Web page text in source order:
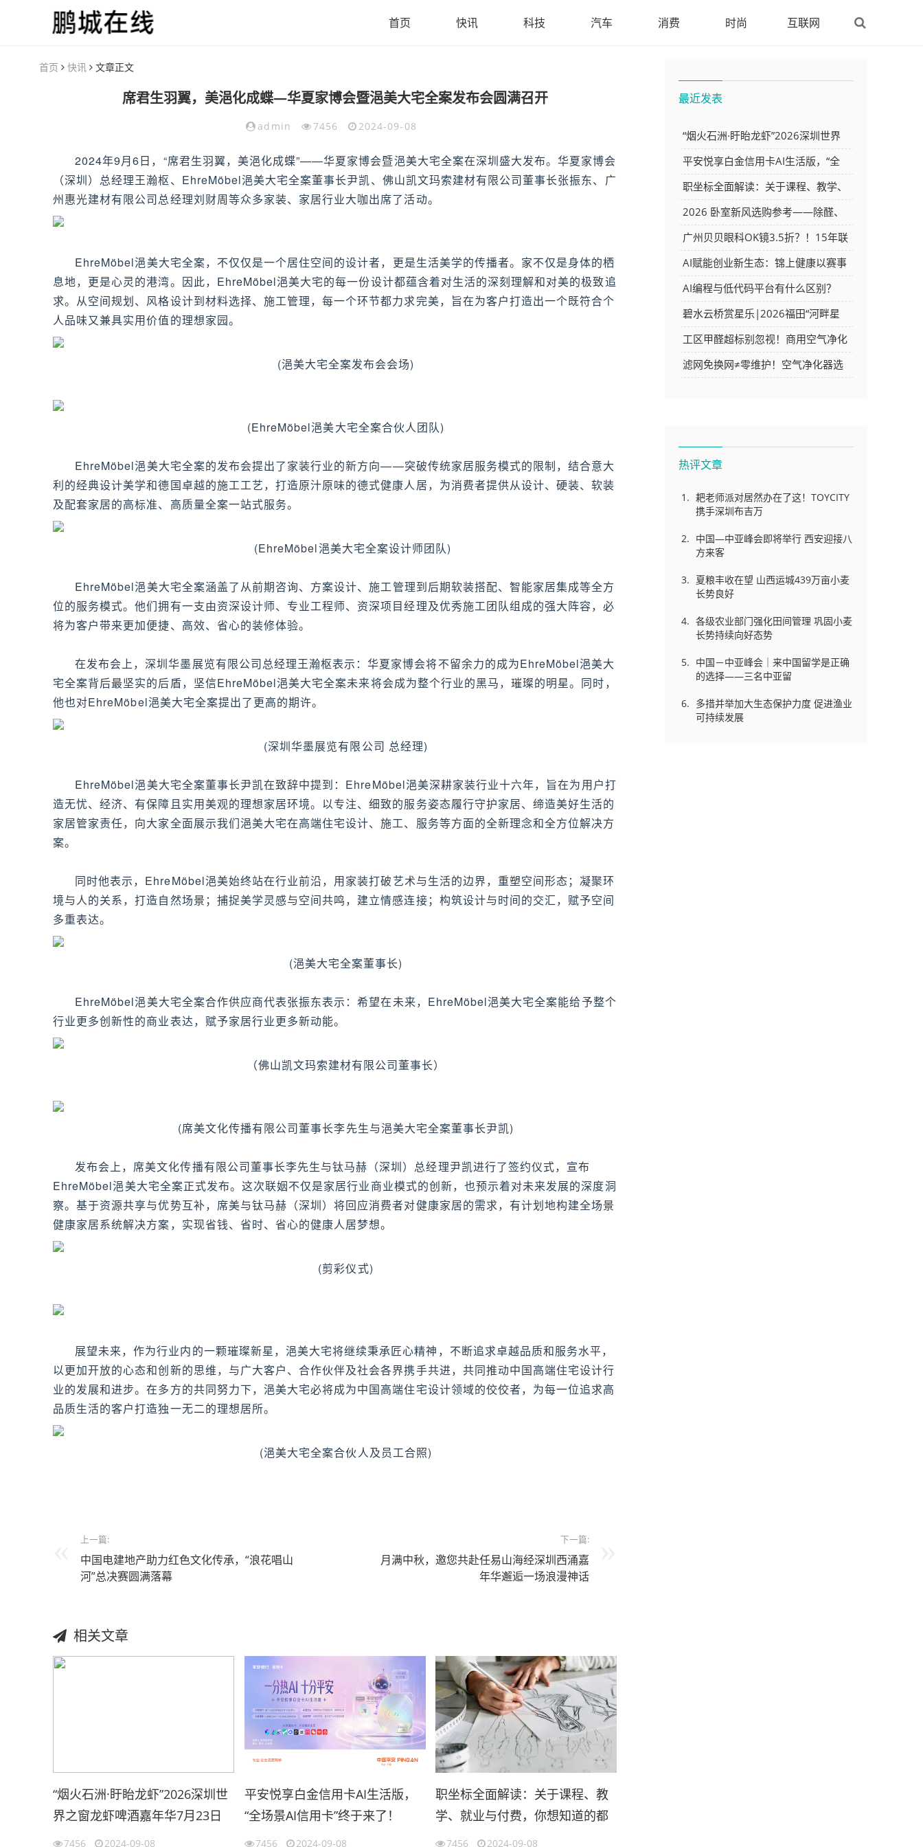
首页 快讯 科技 汽车 消费 时尚 互联网
首页 快讯 文章正文
席君生羽翼，美浥化成蝶—华夏家博会暨浥美大宅全案发布会圆满召开
admin 7456 2024-09-08
2024年9月6日，“席君生羽翼，美浥化成蝶”——华夏家博会暨浥美大宅全案在深圳盛大发布。华夏家博会
（深圳）总经理王瀚枢、EhreMöbel浥美大宅全案董事长尹凯、佛山凯文玛索建材有限公司董事长张振东、广
州惠光建材有限公司总经理刘财周等众多家装、家居行业大咖出席了活动。
EhreMöbel浥美大宅全案，不仅仅是一个居住空间的设计者，更是生活美学的传播者。家不仅是身体的栖
息地，更是心灵的港湾。因此，EhreMöbel浥美大宅的每一份设计都蕴含着对生活的深刻理解和对美的极致追
求。从空间规划、风格设计到材料选择、施工管理，每一个环节都力求完美，旨在为客户打造出一个既符合个
人品味又兼具实用价值的理想家园。
(浥美大宅全案发布会会场)
(EhreMöbel浥美大宅全案合伙人团队)
EhreMöbel浥美大宅全案的发布会提出了家装行业的新方向——突破传统家居服务模式的限制，结合意大
利的经典设计美学和德国卓越的施工工艺，打造原汁原味的德式健康人居，为消费者提供从设计、硬装、软装
及配套家居的高标准、高质量全案一站式服务。
(EhreMöbel浥美大宅全案设计师团队)
EhreMöbel浥美大宅全案涵盖了从前期咨询、方案设计、施工管理到后期软装搭配、智能家居集成等全方
位的服务模式。他们拥有一支由资深设计师、专业工程师、资深项目经理及优秀施工团队组成的强大阵容，必
将为客户带来更加便捷、高效、省心的装修体验。
在发布会上，深圳华墨展览有限公司总经理王瀚枢表示：华夏家博会将不留余力的成为EhreMöbel浥美大
宅全案背后最坚实的后盾，坚信EhreMöbel浥美大宅全案未来将会成为整个行业的黑马，璀璨的明星。同时，
他也对EhreMöbel浥美大宅全案提出了更高的期许。
(深圳华墨展览有限公司 总经理)
EhreMöbel浥美大宅全案董事长尹凯在致辞中提到：EhreMöbel浥美深耕家装行业十六年，旨在为用户打
造无忧、经济、有保障且实用美观的理想家居环境。以专注、细致的服务姿态履行守护家居、缔造美好生活的
家居管家责任，向大家全面展示我们浥美大宅在高端住宅设计、施工、服务等方面的全新理念和全方位解决方
案。
同时他表示，EhreMöbel浥美始终站在行业前沿，用家装打破艺术与生活的边界，重塑空间形态；凝聚环
境与人的关系，打造自然场景；捕捉美学灵感与空间共鸣，建立情感连接；构筑设计与时间的交汇，赋予空间
多重表达。
(浥美大宅全案董事长)
EhreMöbel浥美大宅全案合作供应商代表张振东表示：希望在未来，EhreMöbel浥美大宅全案能给予整个
行业更多创新性的商业表达，赋予家居行业更多新动能。
（佛山凯文玛索建材有限公司董事长）
(席美文化传播有限公司董事长李先生与浥美大宅全案董事长尹凯)
发布会上，席美文化传播有限公司董事长李先生与钛马赫（深圳）总经理尹凯进行了签约仪式，宣布
EhreMöbel浥美大宅全案正式发布。这次联姻不仅是家居行业商业模式的创新，也预示着对未来发展的深度洞
察。基于资源共享与优势互补，席美与钛马赫（深圳）将回应消费者对健康家居的需求，有计划地构建全场景
健康家居系统解决方案，实现省钱、省时、省心的健康人居梦想。
(剪彩仪式)
展望未来，作为行业内的一颗璀璨新星，浥美大宅将继续秉承匠心精神，不断追求卓越品质和服务水平，
以更加开放的心态和创新的思维，与广大客户、合作伙伴及社会各界携手共进，共同推动中国高端住宅设计行
业的发展和进步。在多方的共同努力下，浥美大宅必将成为中国高端住宅设计领域的佼佼者，为每一位追求高
品质生活的客户打造独一无二的理想居所。
(浥美大宅全案合伙人及员工合照)
上一篇:
中国电建地产助力红色文化传承，“浪花唱山
河”总决赛圆满落幕
下一篇:
月满中秋，邀您共赴任易山海经深圳西涌嘉
年华邂逅一场浪漫神话
相关文章
“烟火石洲·盱眙龙虾”2026深圳世
界之窗龙虾啤酒嘉年华7月23日
正式启幕
7456 2024-09-08
平安悦享白金信用卡AI生活版，
“全场景AI信用卡”终于来了！
7456 2024-09-08
职坐标全面解读：关于课程、教
学、就业与付费，你想知道的都
在这里
7456 2024-09-08
最近发表
“烟火石洲·盱眙龙虾”2026深圳世界
之窗龙虾啤酒嘉年华7月23日正式启
幕
平安悦享白金信用卡AI生活版，“全
场景AI信用卡”终于来了！
职坐标全面解读：关于课程、教学、
就业与付费，你想知道的都在这里
2026 卧室新风选购参考——除醛、
抗敏、除菌三维度解析，空气堡、松
下、造梦者特点梳理
广州贝贝眼科OK镜3.5折？！15年联
合防控深度解密！
AI赋能创业新生态：锦上健康以赛事
为支点推动百万超级个体孵化
AI编程与低代码平台有什么区别？
2026年企业如何选择AI开发工具
碧水云桥赏星乐|2026福田“河畔星
光夜”系列音乐会圆满落幕
工区甲醛超标别忽视！商用空气净化
器采购要点与选型参考
滤网免换网≠零维护！空气净化器选
热评文章
耙老师派对居然办在了这！TOYCITY
携手深圳布吉万
中国—中亚峰会即将举行 西安迎接八
方来客
夏粮丰收在望 山西运城439万亩小麦
长势良好
各级农业部门强化田间管理 巩固小麦
长势持续向好态势
中国－中亚峰会｜来中国留学是正确
的选择——三名中亚留
多措并举加大生态保护力度 促进渔业
可持续发展